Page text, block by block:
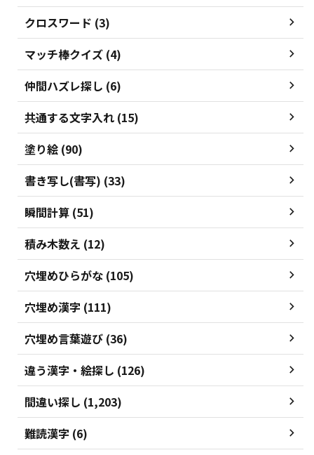
クロスワード (3)
マッチ棒クイズ (4)
仲間ハズレ探し (6)
共通する文字入れ (15)
塗り絵 (90)
書き写し(書写) (33)
瞬間計算 (51)
積み木数え (12)
穴埋めひらがな (105)
穴埋め漢字 (111)
穴埋め言葉遊び (36)
違う漢字・絵探し (126)
間違い探し (1,203)
難読漢字 (6)